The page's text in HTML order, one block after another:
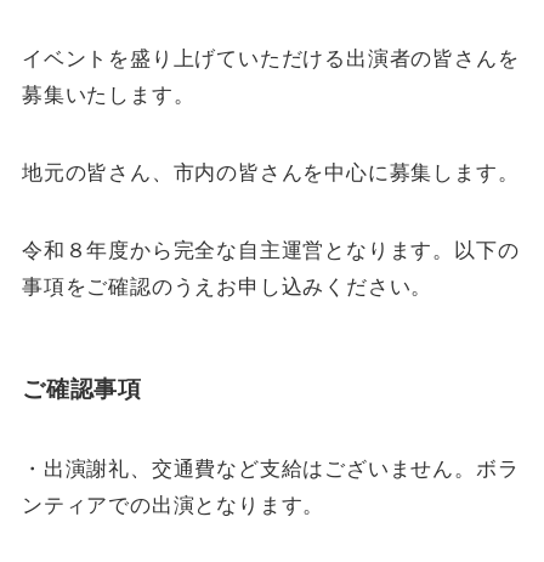
イベントを盛り上げていただける出演者の皆さんを
募集いたします。
地元の皆さん、市内の皆さんを中心に募集します。
令和８年度から完全な自主運営となります。以下の
事項をご確認のうえお申し込みください。
ご確認事項
・出演謝礼、交通費など支給はございません。ボラ
ンティアでの出演となります。